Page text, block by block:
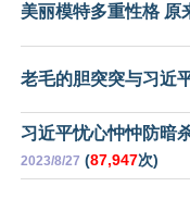
美丽模特多重性格 原
老毛的胆突突与习近
习近平忧心忡忡防暗
2023/8/27 (87,947次)